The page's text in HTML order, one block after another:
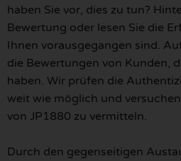
haben Sie vor, dies zu tun?
Bewertung oder lesen Sie die
Ihnen vorausgegangen sind.
die Bewertungen von Kunden,
haben. Wir prüfen die
weit wie möglich und
von JP1880 zu vermitteln.
Durch den gegenseitigen